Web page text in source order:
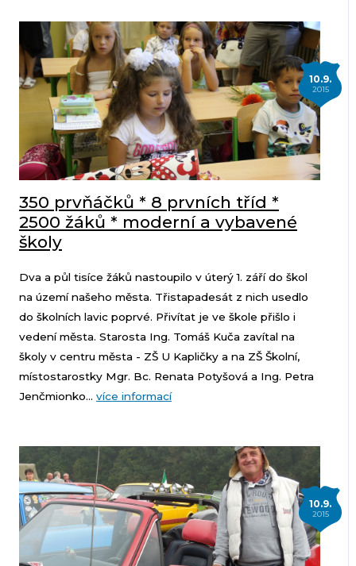
10.9.
2015
350 prvňáčků * 8 prvních tříd *
2500 žáků * moderní a vybavené
školy
Dva a půl tisíce žáků nastoupilo v úterý 1. září do škol
na území našeho města. Třistapadesát z nich usedlo
do školních lavic poprvé. Přivítat je ve škole přišlo i
vedení města. Starosta Ing. Tomáš Kuča zavítal na
školy v centru města - ZŠ U Kapličky a na ZŠ Školní,
místostarostky Mgr. Bc. Renata Potyšová a Ing. Petra
Jenčmionko... více informací
10.9.
2015